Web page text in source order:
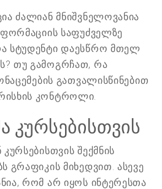
ძალიან მნიშვნელოვანია
საფუძველზე
სტუდენტი დაესწრო მთელ
თუ გამოგრჩათ, რა
გათვალისწინებით
კონტროლი.
კურსებისთვის
კურსებისთვის შექმნის
გრაფიკის მიხედვით. ასევე
რომ არ იყოს ინტერესთა